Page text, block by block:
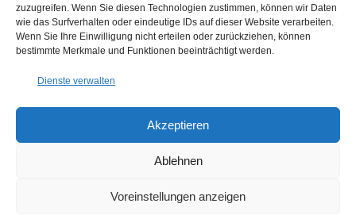
zuzugreifen. Wenn Sie diesen Technologien zustimmen, können wir Daten
wie das Surfverhalten oder eindeutige IDs auf dieser Website verarbeiten.
Wenn Sie Ihre Einwilligung nicht erteilen oder zurückziehen, können
bestimmte Merkmale und Funktionen beeinträchtigt werden.
Dienste verwalten
Akzeptieren
Ablehnen
Voreinstellungen anzeigen
mit Unterstützung von Bund, Land Steiermark und der
Europäischen Union (LEADER), Verein Arche Noah, Peterherr,
Scheucher, Sattler, Nachbagauer, NUP EIS